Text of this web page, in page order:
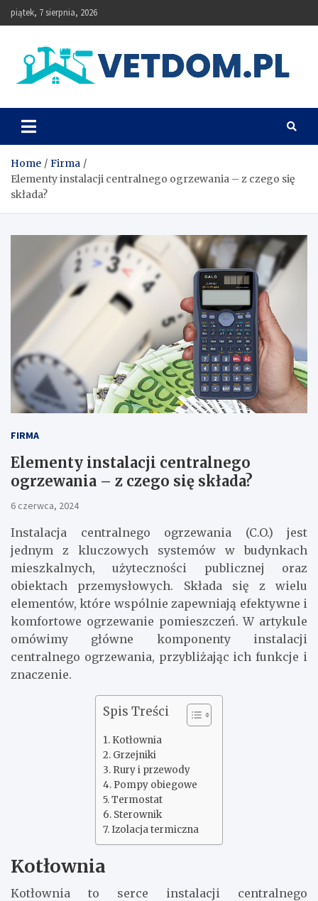
Skip
to
piątek, 7 sierpnia, 2026
Vetdom
Home
Firma
Elementy instalacji centralnego ogrzewania – z czego się
składa?
FIRMA
Elementy instalacji centralnego
ogrzewania – z czego się składa?
6 czerwca, 2024
Instalacja centralnego ogrzewania (C.O.) jest
jednym z kluczowych systemów w budynkach
mieszkalnych, użyteczności publicznej oraz
obiektach przemysłowych. Składa się z wielu
elementów, które wspólnie zapewniają efektywne i
komfortowe ogrzewanie pomieszczeń. W artykule
omówimy główne komponenty instalacji
centralnego ogrzewania, przybliżając ich funkcje i
znaczenie.
Spis Treści
Kotłownia
Grzejniki
Rury i przewody
Pompy obiegowe
Termostat
Sterownik
Izolacja termiczna
Kotłownia
Kotłownia to serce instalacji centralnego